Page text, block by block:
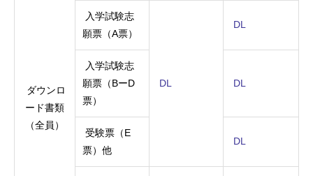
ダウンロ
ード書類
（全員）
入学試験志
願票（A票）
DL
DL
入学試験志
願票（BーD
票）
DL
受験票（E
票）他
DL